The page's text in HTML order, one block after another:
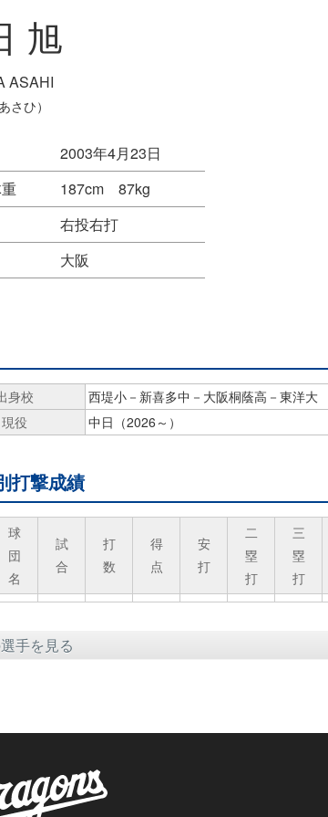
旭
ASAHI
さひ）
2003年4月23日
187cm 87kg
右投右打
大阪
身校
西堤小－新喜多中－大阪桐蔭高－東洋大
現役
中日（2026～）
打撃成績
球
団
名
試
合
打
数
得
点
安
打
二
塁
打
三
塁
打